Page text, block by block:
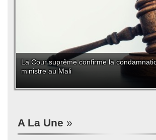
La Cour suprême confirme la
ministre au Mali
A La Une